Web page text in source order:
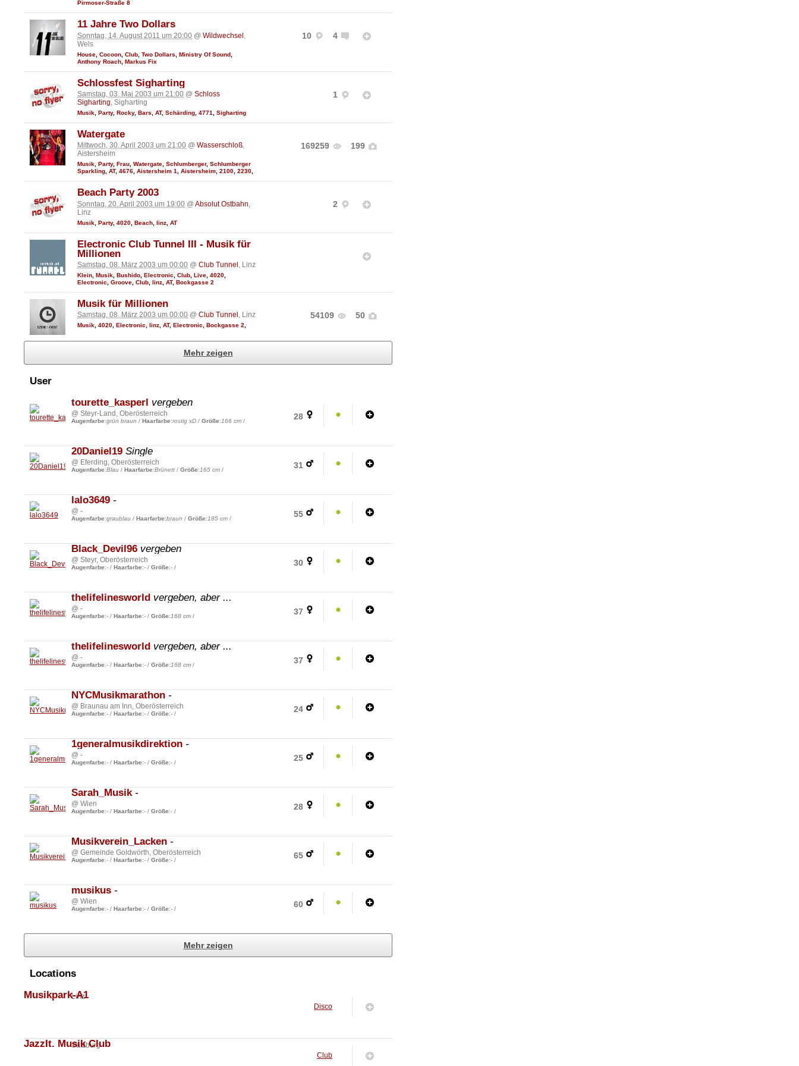
Pirmoser-Straße 8
10 4
11 Jahre Two Dollars
Sonntag, 14. August 2011 um 20:00 @ Wildwechsel
Wels
House Cocoon Club Two Dollars Ministry Of Sound
Anthony Roach Markus Fix
1
Schlossfest Sigharting
Samstag, 03. Mai 2003 um 21:00 @ Schloss
Sigharting, Sigharting
Musik Party, Rocky, Bars AT, Schärding 4771 Sigharting
169259 199
Watergate
Mittwoch, 30. April 2003 um 21:00 @ Wasserschloß,
Aistersheim
Musik, Party, Frau, Watergate, Schlumberger, Schlumberger
Sparkling, AT, 4676, Aistersheim 1, Aistersheim, 2100, 2230,
2
Beach Party 2003
Sonntag, 20. April 2003 um 19:00 @ Absolut Ostbahn
Linz
Musik Party, 4020 Beach linz AT
Electronic Club Tunnel III - Musik für
Millionen
Samstag, 08. März 2003 um 00:00 @ Club Tunnel , Linz
Klein Musik Bushido Electronic Club Live 4020
Electronic
Groove Club linz AT, Bockgasse 2
54109 50
Musik für Millionen
Samstag, 08. März 2003 um 00:00 @ Club Tunnel , Linz
Musik, 4020, Electronic, linz, AT, Electronic, Bockgasse 2,
Mehr zeigen
User
28
tourette_kasperl vergeben
@ Steyr-Land, Oberösterreich
Augenfarbe:grün braun / Haarfarbe:rostig xD / Größe:166 cm /
31
20Daniel19 Single
@ Eferding, Oberösterreich
Augenfarbe:Blau / Haarfarbe:Brünett / Größe:165 cm /
55
lalo3649 -
@ -
Augenfarbe:graublau / Haarfarbe:braun / Größe:185 cm /
30
Black_Devil96 vergeben
@ Steyr, Oberösterreich
Augenfarbe:- / Haarfarbe:- / Größe:- /
37
thelifelinesworld vergeben, aber ...
@ -
Augenfarbe:- / Haarfarbe:- / Größe:168 cm /
37
thelifelinesworld vergeben, aber ...
@ -
Augenfarbe:- / Haarfarbe:- / Größe:168 cm /
24
NYCMusikmarathon -
@ Braunau am Inn, Oberösterreich
Augenfarbe:- / Haarfarbe:- / Größe:- /
25
1generalmusikdirektion -
@ -
Augenfarbe:- / Haarfarbe:- / Größe:- /
28
Sarah_Musik -
@ Wien
Augenfarbe:- / Haarfarbe:- / Größe:- /
65
Musikverein_Lacken -
@ Gemeinde Goldwörth, Oberösterreich
Augenfarbe:- / Haarfarbe:- / Größe:- /
60
musikus -
@ Wien
Augenfarbe:- / Haarfarbe:- / Größe:- /
Mehr zeigen
Locations
Disco
Musikpark-A1
Linz
Club
JazzIt. Musik Club
Salzburg